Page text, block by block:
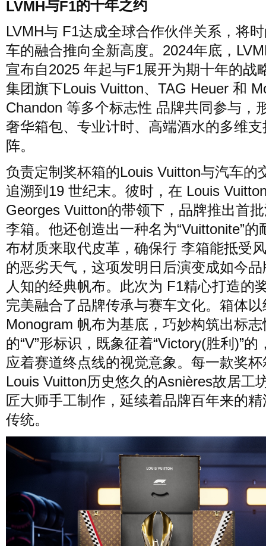
LVMH与F1的十年之约
LVMH与 F1达成全球合作伙伴关系，将
车的融合推向全新高度。2024年底，
宣布自2025 年起与F1展开为期十年的战
集团旗下Louis Vuitton、TAG Heuer 和
Chandon 等多个标志性 品牌共同参与，
奢华箱包、专业计时、高端酒水的多维支
阵。
负责定制奖杯箱的Louis Vuitton与汽车的
追溯到19 世纪末。彼时，在 Louis
Georges Vuitton的带领下，品牌推出首
李箱。他还创造出一种名为“Vuittonite”的
布材质来取代皮革，确保行 李箱能抵受
的恶劣天气，这项发明日后演变成如今
人知的经典帆布。此次为 F1精心打造的
完美融合了品牌传承与赛车文化。箱体
Monogram 帆布为基底，巧妙构筑出标志
的“V”形标识，既象征着“Victory(胜利)”的
应着赛道终点线的视觉意象。每一款奖
Louis Vuitton历史悠久的Asnières故居工
匠大师手工制作，延续着品牌百年来的
传统。